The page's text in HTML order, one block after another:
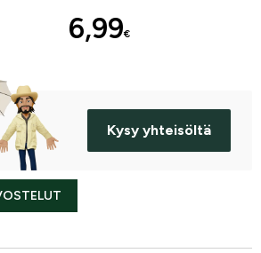
6,99€
Kysy yhteisöltä